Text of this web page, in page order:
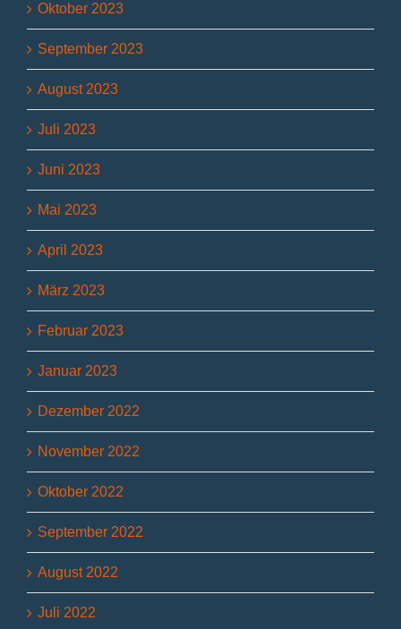
Oktober 2023
September 2023
August 2023
Juli 2023
Juni 2023
Mai 2023
April 2023
März 2023
Februar 2023
Januar 2023
Dezember 2022
November 2022
Oktober 2022
September 2022
August 2022
Juli 2022